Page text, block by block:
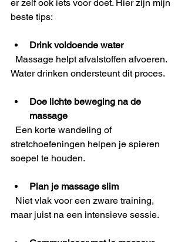
er zelf ook iets voor doet. Hier zijn mijn
beste tips:
Drink voldoende water
Water drinken ondersteunt dit proces.
Doe lichte beweging na de
massage
stretchoefeningen helpen je spieren
soepel te houden.
Plan je massage slim
maar juist na een intensieve sessie.